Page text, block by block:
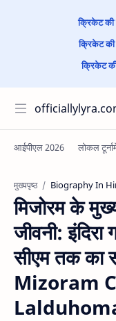
क्रिकेट की
क्रिकेट की
क्रिकेट
मुख्यपृष्ठ Biography In
मिजोरम के
जीवनी:
सीएम तक
Mizoram